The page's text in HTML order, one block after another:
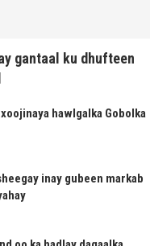
gantaal ku dhufteen
hawlgalka Gobolka
inay gubeen markab